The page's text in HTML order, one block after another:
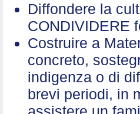
Diffondere la
Costruire a
concreto,
indigenza o di
brevi periodi, in